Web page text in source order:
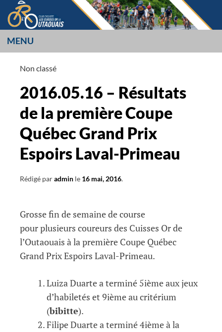
Aller
au
contenu
LES CUISSES OR
L’OUTAOUAIS
MENU
Non classé
2016.05.16 – Résultats
de la première Coupe
Québec Grand Prix
Espoirs Laval-Primeau
Rédigé paradmin le 16 mai, 2016.
Grosse fin de semaine de course
pour plusieurs coureurs des Cuisses Or de
l’Outaouais à la première Coupe Québec
Grand Prix Espoirs Laval-Primeau.
Luiza Duarte a terminé 5ième aux jeux
d’habiletés et 9ième au critérium
(bibitte).
Filipe Duarte a terminé 4ième à la